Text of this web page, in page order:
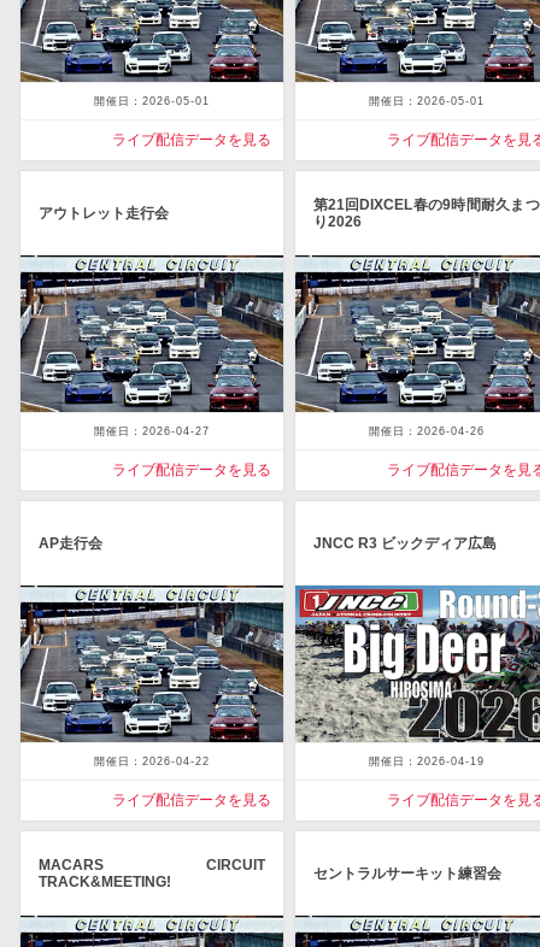
開催日：2026-05-01
ライブ配信データを見る
開催日：2026-05-01
ライブ配信データを見
アウトレット走行会
開催日：2026-04-27
ライブ配信データを見る
第21回DIXCEL春の9時間耐久まつ
り2026
開催日：2026-04-26
ライブ配信データを見
AP走行会
開催日：2026-04-22
ライブ配信データを見る
JNCC R3 ビックディア広島
開催日：2026-04-19
ライブ配信データを見
MACARS CIRCUIT
TRACK&MEETING!
セントラルサーキット練習会